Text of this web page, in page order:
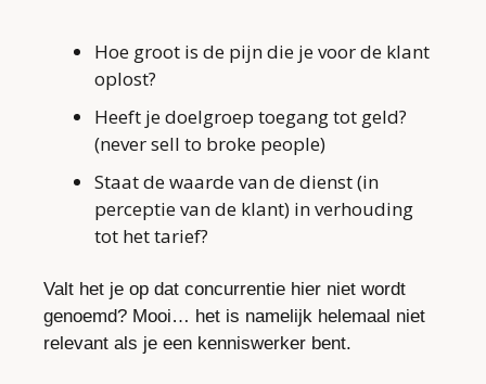
Hoe groot is de pijn die je voor de klant
oplost?
Heeft je doelgroep toegang tot geld?
(never sell to broke people)
Staat de waarde van de dienst (in
perceptie van de klant) in verhouding
tot het tarief?
Valt het je op dat concurrentie hier niet wordt
genoemd? Mooi… het is namelijk helemaal niet
relevant als je een kenniswerker bent.